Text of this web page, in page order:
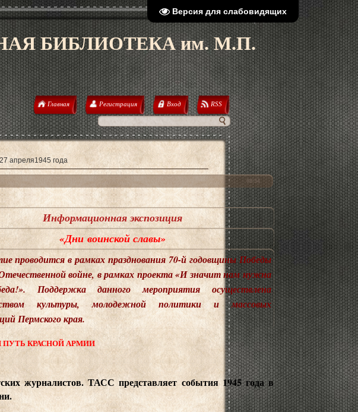
Версия для слабовидящих
БИБЛИОТЕКА им. М.П.
Главная Регистрация Вход RSS
года
08:54
Информационная экспозиция
«Дни воинской славы»
проводится в рамках празднования 70-й годовщины Победы
войне, в рамках проекта «И значит нам нужна
Поддержка данного мероприятия осуществлена
культуры, молодежной политики и массовых
Пермского края.
КРАСНОЙ АРМИИ
журналистов. ТАСС представляет события 1945 года в